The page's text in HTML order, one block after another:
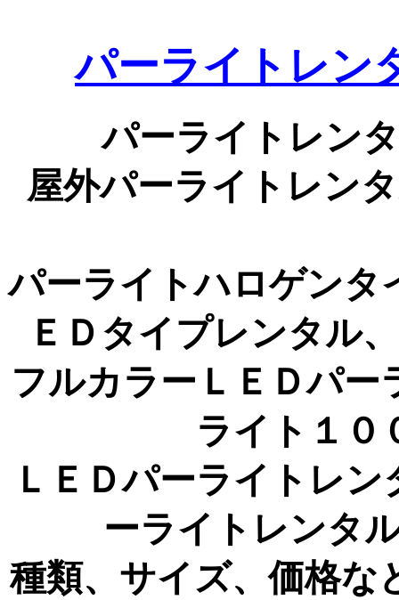
パーライトレン
パーライトレン
屋外パーライトレン
パーライトハロゲンタ
ＥＤタイプレンタル
フルカラーＬＥＤパ
ライト１０
ＬＥＤパーライトレ
ーライトレンタ
種類、サイズ、価格な